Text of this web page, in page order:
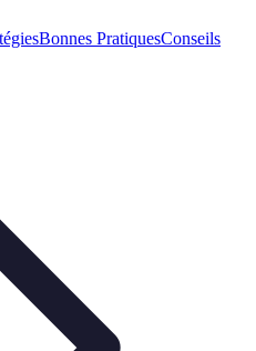
Bonnes PratiquesConseils